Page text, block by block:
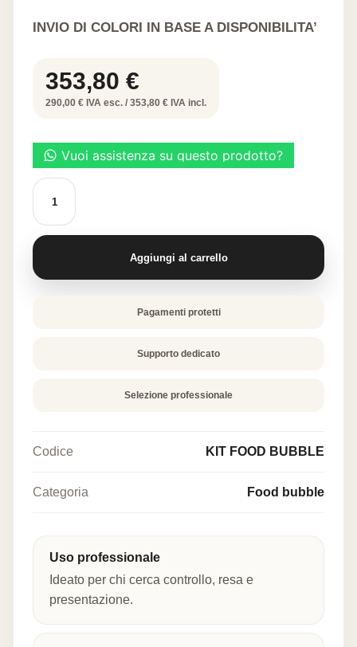
INVIO DI COLORI IN BASE A DISPONIBILITA’
353,80 €
290,00 € IVA esc. / 353,80 € IVA incl.
FOOD
BUBBLE
-
KIT
COMPLETO
BOLLE
quantità
Aggiungi al carrello
Pagamenti protetti
Supporto dedicato
Selezione professionale
Codice KIT FOOD BUBBLE
Categoria Food bubble
Uso professionale
Ideato per chi cerca controllo, resa e
presentazione.